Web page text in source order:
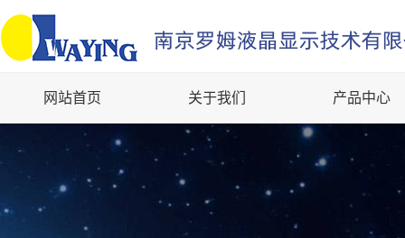
网站首页 关于我们 产品中心